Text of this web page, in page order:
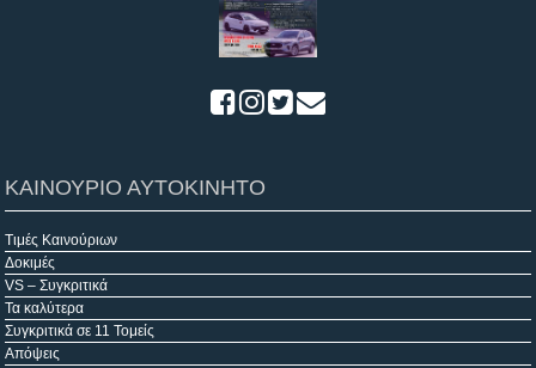
ΚΑΙΝΟΥΡΙΟ ΑΥΤΟΚΙΝΗΤΟ
Τιμές Καινούριων
Δοκιμές
VS – Συγκριτικά
Τα καλύτερα
Συγκριτικά σε 11 Τομείς
Απόψεις